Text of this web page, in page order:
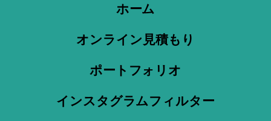
ホーム
オンライン見積もり
ポートフォリオ
インスタグラムフィルター